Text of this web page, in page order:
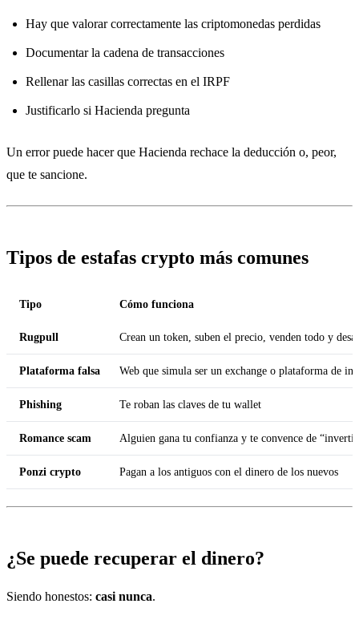
Hay que valorar correctamente las criptomonedas perdidas
Documentar la cadena de transacciones
Rellenar las casillas correctas en el IRPF
Justificarlo si Hacienda pregunta
Un error puede hacer que Hacienda rechace la deducción o, peor,
que te sancione.
Tipos de estafas crypto más comunes
Tipo Cómo funciona
Rugpull Crean un token, suben el precio, venden todo y
Plataforma falsa Web que simula ser un exchange o plataforma de
Phishing Te roban las claves de tu wallet
Romance scam Alguien gana tu confianza y te convence de
Ponzi crypto Pagan a los antiguos con el dinero de los nuevos
¿Se puede recuperar el dinero?
Siendo honestos: casi nunca.